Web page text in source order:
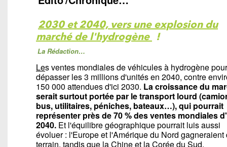
2030 et 2040, vers une explosion du
marché de l'hydrogène !
La Rédaction…
Les ventes mondiales de véhicules à hydrogène
dépasser les 3 millions d'unités en 2040, contre
150 000 attendues d'ici 2030. La croissance du
serait surtout portée par le transport lourd
bus, utilitaires, péniches, bateaux…), qui pourrait
représenter près de 70 % des ventes mondiales
2040. Et l'équilibre géographique pourrait luis aussi
évoluer : l'Europe et l'Amérique du Nord gagneraient
terrain, tandis que la Chine et la Corée du Sud,